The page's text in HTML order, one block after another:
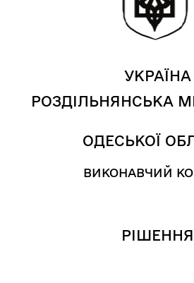
УКРАЇНА
РОЗДІЛЬНЯНСЬКА
ОДЕСЬКОЇ
ВИКОНАВЧИЙ
РІШЕННЯ